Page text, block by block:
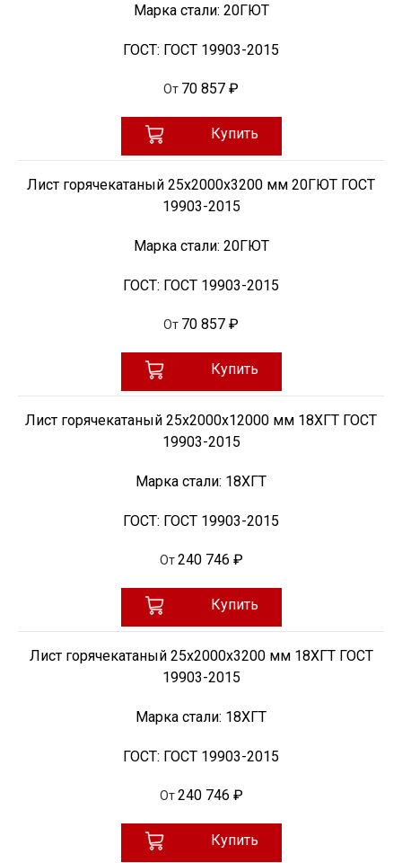
Марка стали: 20ГЮТ
ГОСТ: ГОСТ 19903-2015
От 70 857 ₽
Купить
Лист горячекатаный 25х2000х3200 мм 20ГЮТ ГОСТ
19903-2015
Марка стали: 20ГЮТ
ГОСТ: ГОСТ 19903-2015
От 70 857 ₽
Купить
Лист горячекатаный 25х2000х12000 мм 18ХГТ ГОСТ
19903-2015
Марка стали: 18ХГТ
ГОСТ: ГОСТ 19903-2015
От 240 746 ₽
Купить
Лист горячекатаный 25х2000х3200 мм 18ХГТ ГОСТ
19903-2015
Марка стали: 18ХГТ
ГОСТ: ГОСТ 19903-2015
От 240 746 ₽
Купить